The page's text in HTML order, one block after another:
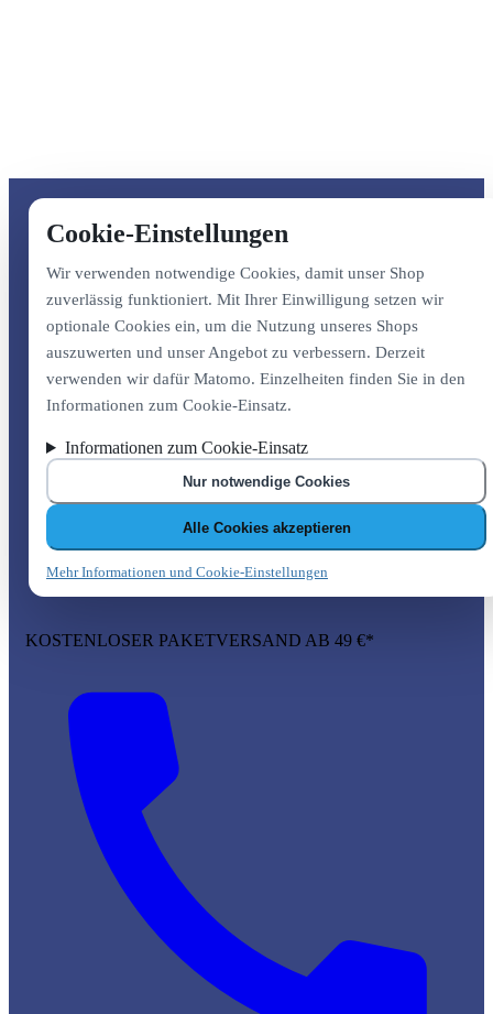
Cookie-Einstellungen
Wir verwenden notwendige Cookies, damit unser Shop
zuverlässig funktioniert. Mit Ihrer Einwilligung setzen wir
optionale Cookies ein, um die Nutzung unseres Shops
auszuwerten und unser Angebot zu verbessern. Derzeit
verwenden wir dafür Matomo. Einzelheiten finden Sie in den
Informationen zum Cookie-Einsatz.
Informationen zum Cookie-Einsatz
Nur notwendige Cookies
Alle Cookies akzeptieren
Mehr Informationen und Cookie-Einstellungen
KOSTENLOSER PAKETVERSAND AB 49 €*